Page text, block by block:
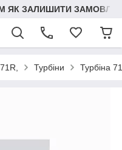
ЯК ЗАЛИШИТИ
Турбіни Турбіна